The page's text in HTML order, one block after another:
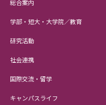
総合案内
学部・短大・大学院／教育
研究活動
社会連携
国際交流・留学
キャンパスライフ